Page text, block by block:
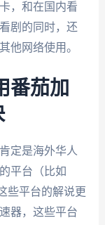
，和在国内看
剧的同时，还
他网络使用。
番茄加
定是海外华人
平台（比如
些平台的解说更
器，这些平台